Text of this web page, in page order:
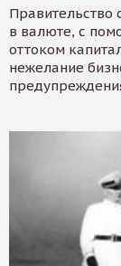
Правительство
в валюте, с
оттоком
нежелание